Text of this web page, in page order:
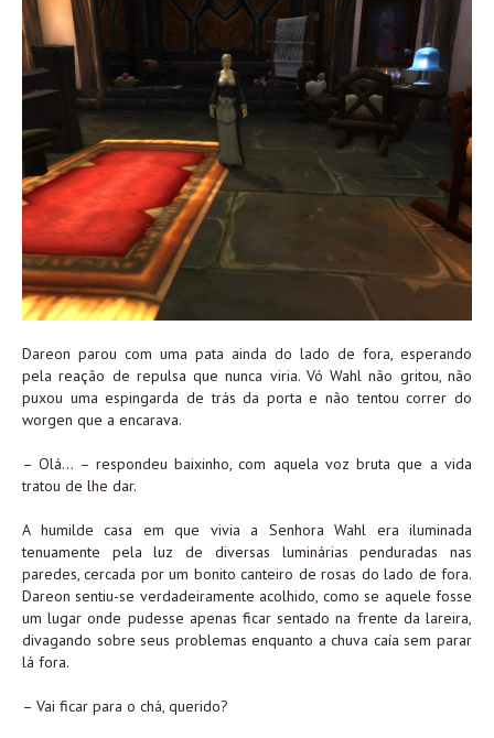
Dareon parou com uma pata ainda do lado de fora, esperando
pela reação de repulsa que nunca viria. Vó Wahl não gritou, não
puxou uma espingarda de trás da porta e não tentou correr do
worgen que a encarava.
– Olá… – respondeu baixinho, com aquela voz bruta que a vida
tratou de lhe dar.
A humilde casa em que vivia a Senhora Wahl era iluminada
tenuamente pela luz de diversas luminárias penduradas nas
paredes, cercada por um bonito canteiro de rosas do lado de fora.
Dareon sentiu-se verdadeiramente acolhido, como se aquele fosse
um lugar onde pudesse apenas ficar sentado na frente da lareira,
divagando sobre seus problemas enquanto a chuva caía sem parar
lá fora.
– Vai ficar para o chá, querido?